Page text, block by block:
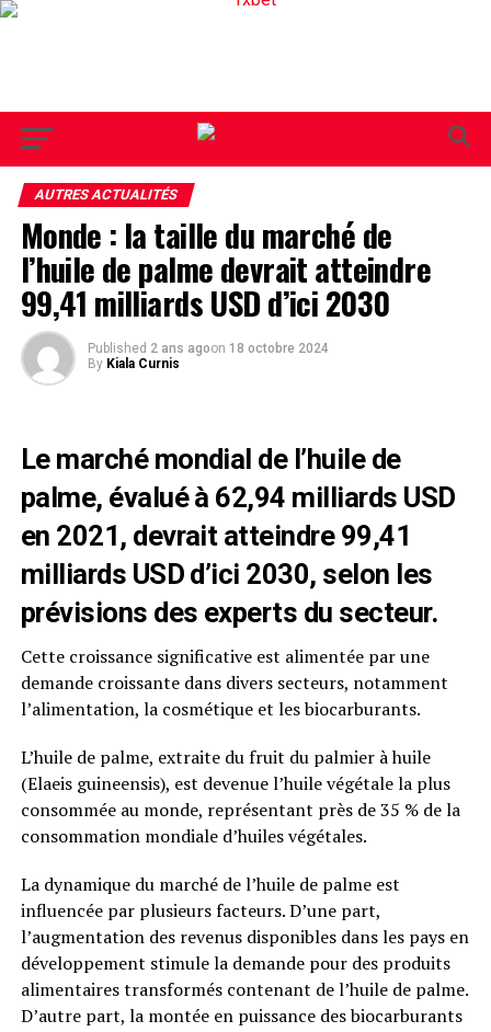
AUTRES ACTUALITÉS
Monde : la taille du marché de
l’huile de palme devrait atteindre
99,41 milliards USD d’ici 2030
Published 2 ans agoon 18 octobre 2024
By Kiala Curnis
Le marché mondial de l’huile de
palme, évalué à 62,94 milliards USD
en 2021, devrait atteindre 99,41
milliards USD d’ici 2030, selon les
prévisions des experts du secteur.
Cette croissance significative est alimentée par une
demande croissante dans divers secteurs, notamment
l’alimentation, la cosmétique et les biocarburants.
L’huile de palme, extraite du fruit du palmier à huile
(Elaeis guineensis), est devenue l’huile végétale la plus
consommée au monde, représentant près de 35 % de la
consommation mondiale d’huiles végétales.
La dynamique du marché de l’huile de palme est
influencée par plusieurs facteurs. D’une part,
l’augmentation des revenus disponibles dans les pays en
développement stimule la demande pour des produits
alimentaires transformés contenant de l’huile de palme.
D’autre part, la montée en puissance des biocarburants